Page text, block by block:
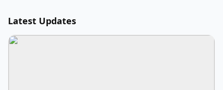
Latest Updates